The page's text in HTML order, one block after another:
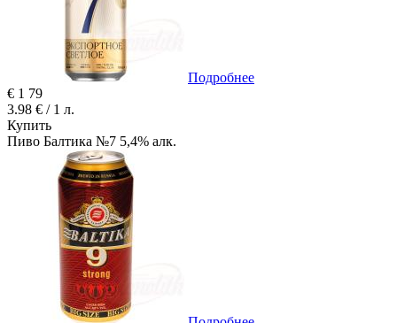
Подробнее
€ 1 79
3.98 € / 1 л.
Купить
Пиво Балтика №7 5,4% алк.